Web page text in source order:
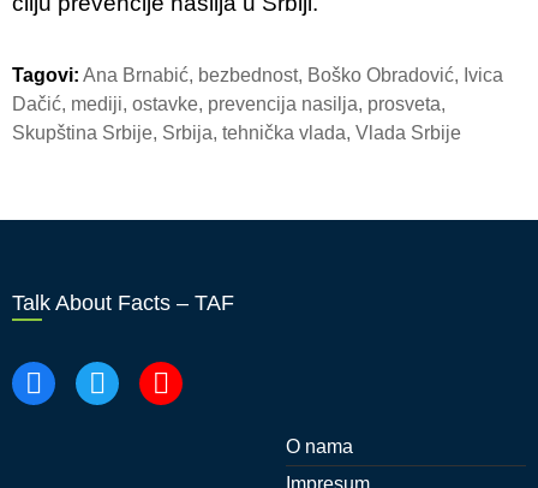
Tagovi: Ana Brnabić, bezbednost, Boško Obradović, Ivica
Dačić, mediji, ostavke, prevencija nasilja, prosveta,
Skupština Srbije, Srbija, tehnička vlada, Vlada Srbije
Talk About Facts – TAF
O nama